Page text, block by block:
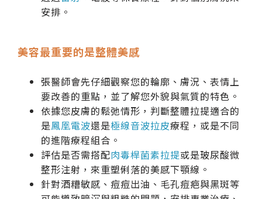
安排。
美容最重要的是整體美感
張醫師會先仔細觀察您的輪廓、膚況、表情上
要改善的重點，並了解您外貌與氣質的特色。
依據您皮膚的鬆弛情形，判斷整體拉提適合的
是鳳凰電波還是極線音波拉皮療程，或是不同
的進階療程組合。
評估是否需搭配肉毒桿菌素拉提或是玻尿酸微
整形注射，來重塑俐落的美感下顎線。
針對酒糟敏感、痘痘出油、毛孔痘疤與黑斑等